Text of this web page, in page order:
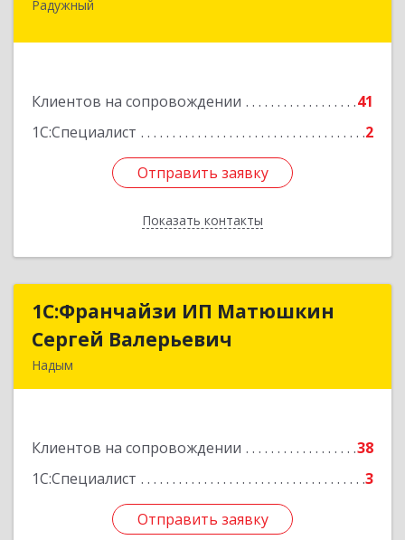
Радужный
Клиентов на сопровождении
41
1С:Специалист
2
Отправить заявку
Показать контакты
628462, Ханты-Мансийский Автономный округ
Отправить заявку
Назад
1С:Франчайзи ИП Матюшкин
Сергей Валерьевич
Надым
Клиентов на сопровождении
38
1С:Специалист
3
Отправить заявку
1С:Франчайзи ИП Матюшкин
Сергей Валерьевич
Подробнее
Отправить заявку